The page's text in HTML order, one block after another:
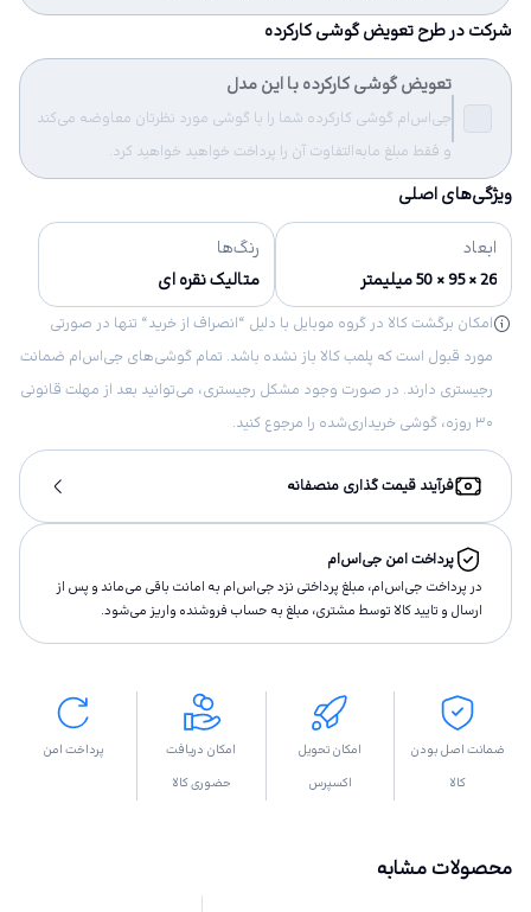
شرکت در طرح تعویض گوشی کارکرده
تعویض گوشی کارکرده با این مدل
جی‌اس‌ام گوشی کارکرده شما را با گوشی مورد نظرتان معاوضه می‌کند
و فقط مبلغ مابه‌التفاوت آن را پرداخت خواهید خواهید کرد.
ویژگی‌های اصلی
ابعاد
26 × 95 × 50 میلیمتر
رنگ‌ها
متالیک نقره ای
امکان برگشت کالا در گروه موبایل با دلیل “انصراف از خرید“ تنها در صورتی
مورد قبول است که پلمب کالا باز نشده باشد. تمام گوشی‌های جی‌اس‌ام ضمانت
رجیستری دارند. در صورت وجود مشکل رجیستری، می‌توانید بعد از مهلت قانونی
۳۰ روزه، گوشی خریداری‌شده را مرجوع کنید.
فرآیند قیمت گذاری منصفانه
پرداخت امن جی‌اس‌ام
در پرداخت جی‌اس‌ام، مبلغ پرداختى نزد جی‌اس‌ام به امانت باقى مى‌ماند و پس از
ارسال و تاييد كالا توسط مشتری، مبلغ به حساب فروشنده واريز مى‌شود.
ضمانت اصل بودن
کالا
امکان تحویل
اکسپرس
امکان دریافت
حضوری کالا
پرداخت امن
محصولات مشابه